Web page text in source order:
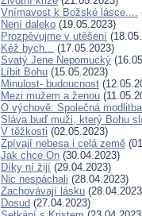
Vnímavost k Božské lásce....
Není daleko (19.05.2023)
Prozpěvujme v utěšení
Kéž bych... (17.05.2023)
Svatý Jene Nepomucký
Líbit Bohu (15.05.2023)
Minulost- budoucnost
Mezi mužem a ženou
O výchově: Společná
Sláva buď muži, který Bohu
V těžkosti (02.05.2023)
Zpívají nebesa i celá země
Jak chce On (30.04.2023)
Díky ní žijí (29.04.2023)
Nic nespáchali (28.04.2023)
Zachovávají lásku
Dosud (27.04.2023)